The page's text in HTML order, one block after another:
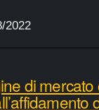
2022
di